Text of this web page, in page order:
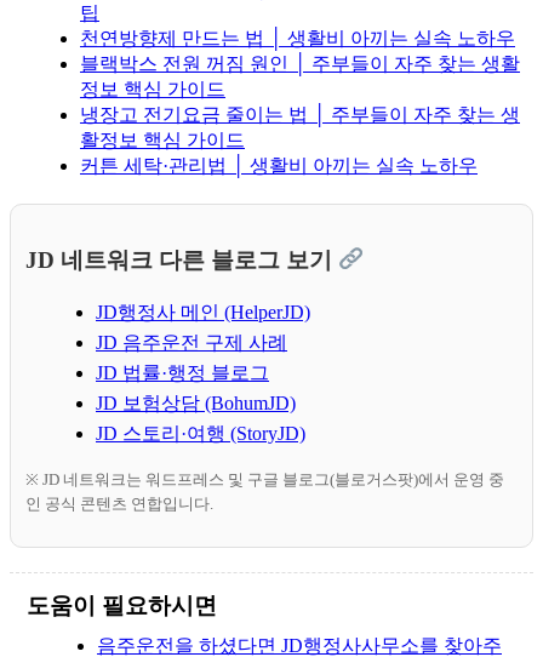
팁
천연방향제 만드는 법 │ 생활비 아끼는 실속 노하우
블랙박스 전원 꺼짐 원인 │ 주부들이 자주 찾는 생활
정보 핵심 가이드
냉장고 전기요금 줄이는 법 │ 주부들이 자주 찾는 생
활정보 핵심 가이드
커튼 세탁·관리법 │ 생활비 아끼는 실속 노하우
JD 네트워크 다른 블로그 보기
JD행정사 메인 (HelperJD)
JD 음주운전 구제 사례
JD 법률·행정 블로그
JD 보험상담 (BohumJD)
JD 스토리·여행 (StoryJD)
※ JD 네트워크는 워드프레스 및 구글 블로그(블로거스팟)에서 운영 중
인 공식 콘텐츠 연합입니다.
도움이 필요하시면
음주운전을 하셨다면 JD행정사사무소를 찾아주